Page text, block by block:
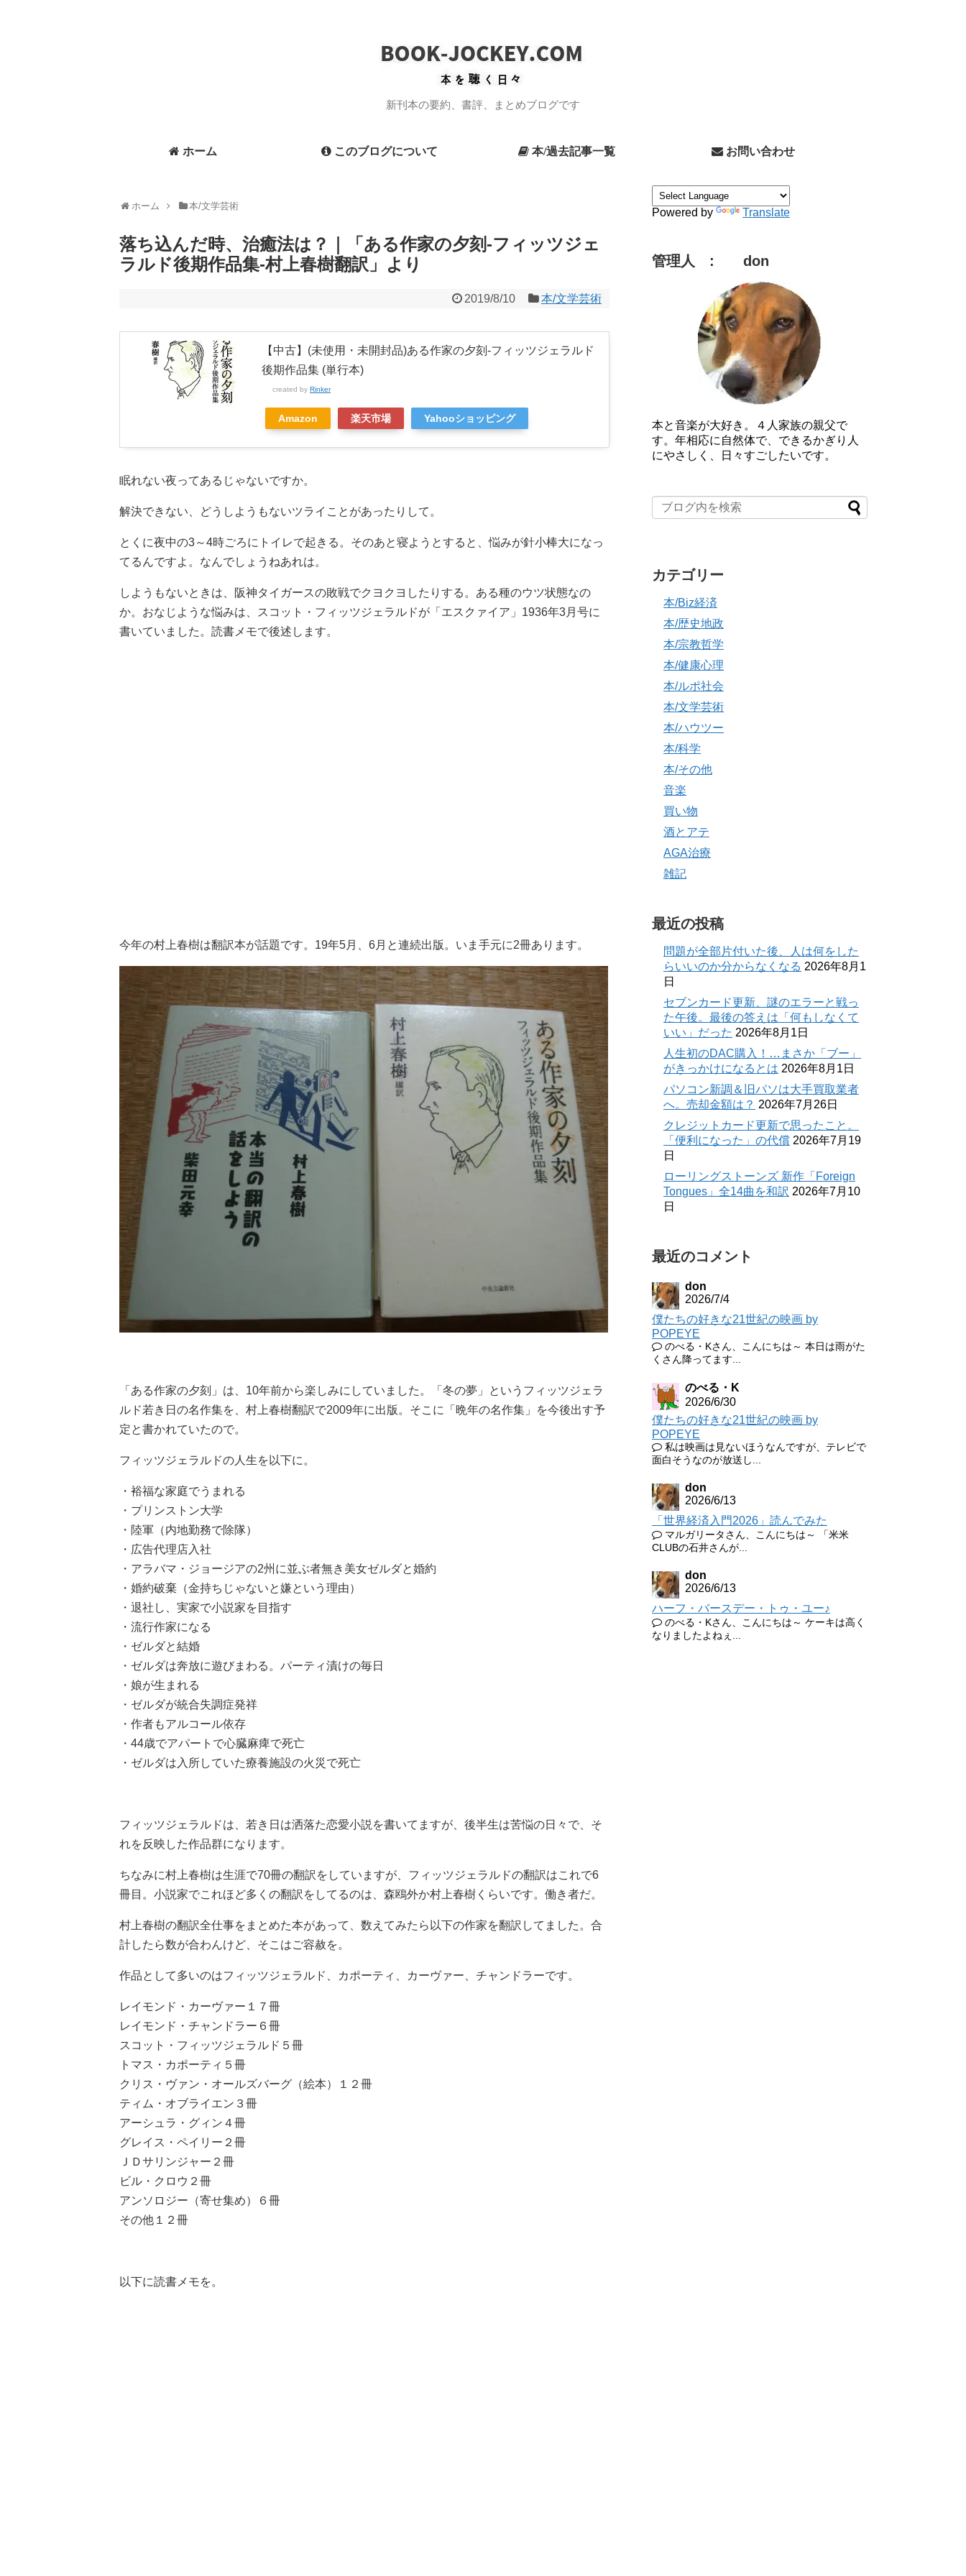
新刊本の要約、書評、まとめブログです
ホーム このブログについて 本/過去記事一覧 お問い合わせ
ホーム 本/文学芸術
落ち込んだ時、治癒法は？｜「ある作家の夕刻-フィッツジェ
ラルド後期作品集-村上春樹翻訳」より
2019/8/10 本/文学芸術
【中古】(未使用・未開封品)ある作家の夕刻-フィッツジェラルド
後期作品集 (単行本)
created by Rinker
Amazon 楽天市場 Yahooショッピング
眠れない夜ってあるじゃないですか。
解決できない、どうしようもないツライことがあったりして。
とくに夜中の3～4時ごろにトイレで起きる。そのあと寝ようとすると、悩みが針小棒大になっ
てるんですよ。なんでしょうねあれは。
しようもないときは、阪神タイガースの敗戦でクヨクヨしたりする。ある種のウツ状態なの
か。おなじような悩みは、スコット・フィッツジェラルドが「エスクァイア」1936年3月号に
書いていました。読書メモで後述します。
今年の村上春樹は翻訳本が話題です。19年5月、6月と連続出版。いま手元に2冊あります。
「ある作家の夕刻」は、10年前から楽しみにしていました。「冬の夢」というフィッツジェラ
ルド若き日の名作集を、村上春樹翻訳で2009年に出版。そこに「晩年の名作集」を今後出す予
定と書かれていたので。
フィッツジェラルドの人生を以下に。
・裕福な家庭でうまれる
・プリンストン大学
・陸軍（内地勤務で除隊）
・広告代理店入社
・アラバマ・ジョージアの2州に並ぶ者無き美女ゼルダと婚約
・婚約破棄（金持ちじゃないと嫌という理由）
・退社し、実家で小説家を目指す
・流行作家になる
・ゼルダと結婚
・ゼルダは奔放に遊びまわる。パーティ漬けの毎日
・娘が生まれる
・ゼルダが統合失調症発祥
・作者もアルコール依存
・44歳でアパートで心臓麻痺で死亡
・ゼルダは入所していた療養施設の火災で死亡
フィッツジェラルドは、若き日は洒落た恋愛小説を書いてますが、後半生は苦悩の日々で、そ
れを反映した作品群になります。
ちなみに村上春樹は生涯で70冊の翻訳をしていますが、フィッツジェラルドの翻訳はこれで6
冊目。小説家でこれほど多くの翻訳をしてるのは、森鴎外か村上春樹くらいです。働き者だ。
村上春樹の翻訳全仕事をまとめた本があって、数えてみたら以下の作家を翻訳してました。合
計したら数が合わんけど、そこはご容赦を。
作品として多いのはフィッツジェラルド、カポーティ、カーヴァー、チャンドラーです。
レイモンド・カーヴァー１７冊
レイモンド・チャンドラー６冊
スコット・フィッツジェラルド５冊
トマス・カポーティ５冊
クリス・ヴァン・オールズバーグ（絵本）１２冊
ティム・オブライエン３冊
アーシュラ・グィン４冊
グレイス・ペイリー２冊
ＪＤサリンジャー２冊
ビル・クロウ２冊
アンソロジー（寄せ集め）６冊
その他１２冊
以下に読書メモを。
Powered by Translate
管理人 : don
本と音楽が大好き。４人家族の親父で
す。年相応に自然体で、できるかぎり人
にやさしく、日々すごしたいです。
カテゴリー
本/Biz経済
本/歴史地政
本/宗教哲学
本/健康心理
本/ルポ社会
本/文学芸術
本/ハウツー
本/科学
本/その他
音楽
買い物
酒とアテ
AGA治療
雑記
最近の投稿
問題が全部片付いた後、人は何をした
らいいのか分からなくなる 2026年8月1
日
セブンカード更新、謎のエラーと戦っ
た午後。最後の答えは「何もしなくて
いい」だった 2026年8月1日
人生初のDAC購入！…まさか「ブー」
がきっかけになるとは 2026年8月1日
パソコン新調＆旧パソは大手買取業者
へ。売却金額は？ 2026年7月26日
クレジットカード更新で思ったこと。
「便利になった」の代償 2026年7月19
日
ローリングストーンズ 新作「Foreign
Tongues」全14曲を和訳 2026年7月10
日
最近のコメント
don
2026/7/4
僕たちの好きな21世紀の映画 by
POPEYE
のべる・Kさん、こんにちは～ 本日は雨がた
くさん降ってます...
のべる・K
2026/6/30
僕たちの好きな21世紀の映画 by
POPEYE
私は映画は見ないほうなんですが、テレビで
面白そうなのが放送し...
don
2026/6/13
「世界経済入門2026」読んでみた
マルガリータさん、こんにちは～ 「米米
CLUBの石井さんが...
don
2026/6/13
ハーフ・バースデー・トゥ・ユー♪
のべる・Kさん、こんにちは～ ケーキは高く
なりましたよねぇ...